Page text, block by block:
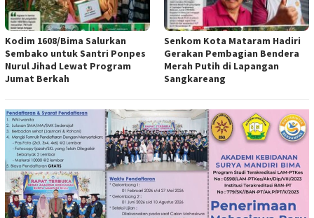
Kodim 1608/Bima Salurkan
Sembako untuk Santri Ponpes
Nurul Jihad Lewat Program
Jumat Berkah
Senkom Kota Mataram Hadiri
Gerakan Pembagian Bendera
Merah Putih di Lapangan
Sangkareang